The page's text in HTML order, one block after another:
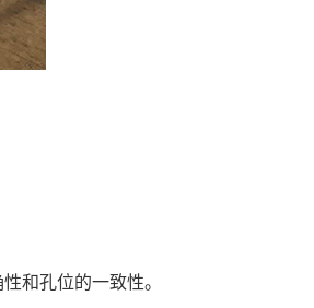
和孔位的一致性。